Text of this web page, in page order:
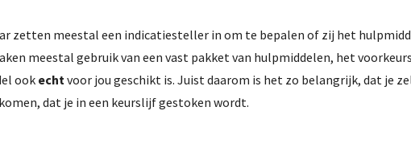
zetten meestal een indicatiesteller in om te bepalen of zij het
meestal gebruik van een vast pakket van hulpmiddelen, het
ook echtvoor jou geschikt is. Juist daarom is het zo belangrijk, dat je
dat je in een keurslijf gestoken wordt.